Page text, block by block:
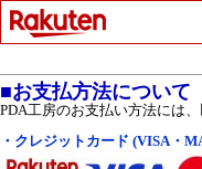
■お支払方法について
PDA工房のお支払い方法には
・クレジットカード (VISA・